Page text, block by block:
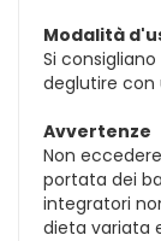
Modalità
Si
deglutire con
Avvertenze
Non
portata dei
integratori
dieta variata